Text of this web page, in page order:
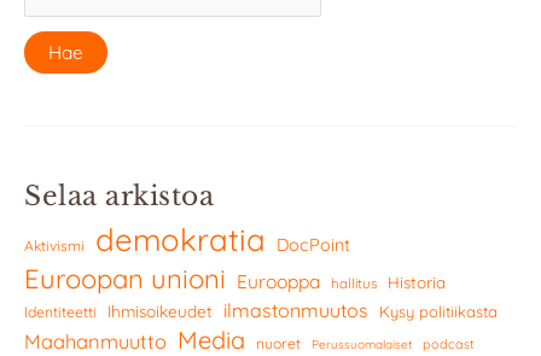
Selaa arkistoa
Aktivismi demokratia DocPoint
Euroopan unioni Eurooppa hallitus Historia
Identiteetti Ihmisoikeudet ilmastonmuutos Kysy politiikasta
Maahanmuutto Media nuoret Perussuomalaiset podcast